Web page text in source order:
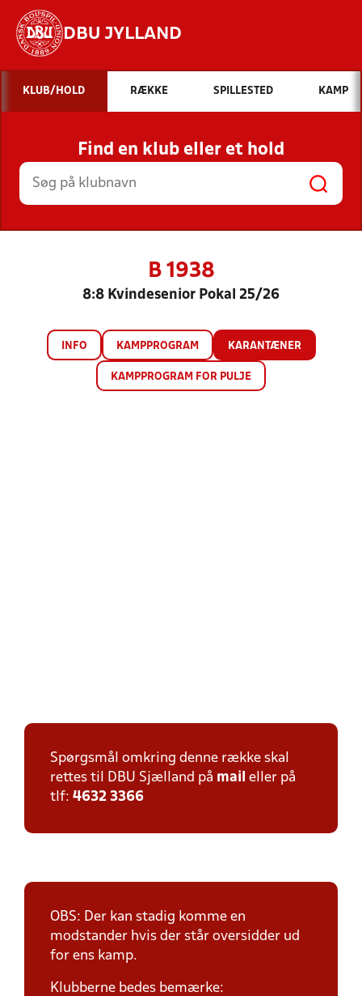
DBU JYLLAND
Hvad vil du søge efter?
INDHOLD OG NYHEDER
STILLINGER, RESULTATER, KLUBBER OG
HOLD
KLUB/HOLD RÆKKE SPILLESTED KAMP
Find en klub eller et hold
B 1938
8:8 Kvindesenior Pokal 25/26
INFO KAMPPROGRAM KARANTÆNER
KAMPPROGRAM FOR PULJE
Spørgsmål omkring denne række skal
rettes til DBU Sjælland på mail eller på
tlf: 4632 3366
OBS: Der kan stadig komme en
modstander hvis der står oversidder ud
for ens kamp.
Klubberne bedes bemærke: